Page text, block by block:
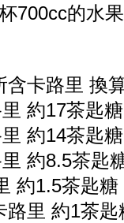
700cc的水
含卡路里 換
約17茶匙糖
約14茶匙糖
約8.5茶匙
約1.5茶匙糖
路里 約1茶匙